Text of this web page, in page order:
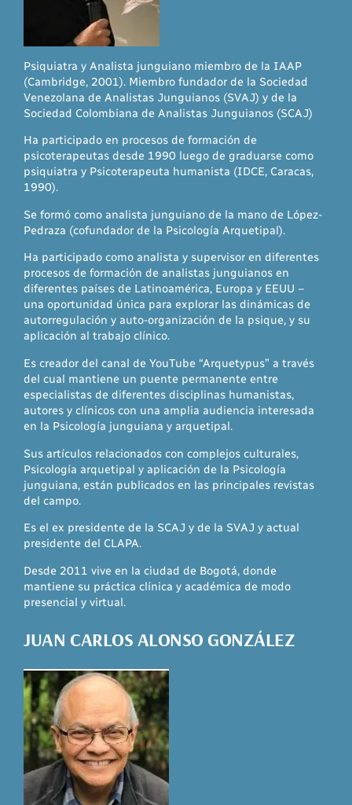
Psiquiatra y Analista junguiano miembro de la IAAP
(Cambridge, 2001). Miembro fundador de la Sociedad
Venezolana de Analistas Junguianos (SVAJ) y de la
Sociedad Colombiana de Analistas Junguianos (SCAJ)
Ha participado en procesos de formación de
psicoterapeutas desde 1990 luego de graduarse como
psiquiatra y Psicoterapeuta humanista (IDCE, Caracas,
1990).
Se formó como analista junguiano de la mano de López-
Pedraza (cofundador de la Psicología Arquetipal).
Ha participado como analista y supervisor en diferentes
procesos de formación de analistas junguianos en
diferentes países de Latinoamérica, Europa y EEUU –
una oportunidad única para explorar las dinámicas de
autorregulación y auto-organización de la psique, y su
aplicación al trabajo clínico.
Es creador del canal de YouTube “Arquetypus” a través
del cual mantiene un puente permanente entre
especialistas de diferentes disciplinas humanistas,
autores y clínicos con una amplia audiencia interesada
en la Psicología junguiana y arquetipal.
Sus artículos relacionados con complejos culturales,
Psicología arquetipal y aplicación de la Psicología
junguiana, están publicados en las principales revistas
del campo.
Es el ex presidente de la SCAJ y de la SVAJ y actual
presidente del CLAPA.
Desde 2011 vive en la ciudad de Bogotá, donde
mantiene su práctica clínica y académica de modo
presencial y virtual.
JUAN CARLOS ALONSO GONZÁLEZ